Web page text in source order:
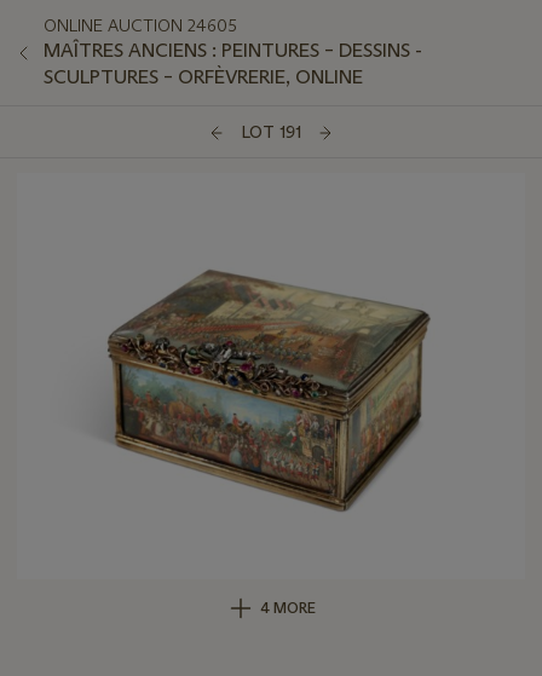
ONLINE AUCTION 24605
MAÎTRES ANCIENS : PEINTURES – DESSINS -
SCULPTURES – ORFÈVRERIE, ONLINE
LOT 191
4 MORE